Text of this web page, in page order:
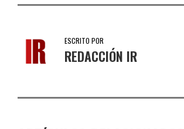
ESCRITO POR
REDACCIÓN IR